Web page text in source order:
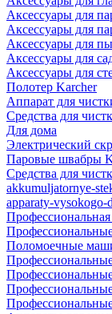
Аксессуары для
Аксессуары для
Аксессуары для
Аксессуары для
Аксессуары для
Полотер Karcher
Аппарат для
Средства для
Для дома
Электрический
Паровые швабры
Средства для
akkumuljatornye-
apparaty-vysokogo-
Профессиональная
Поломоечные